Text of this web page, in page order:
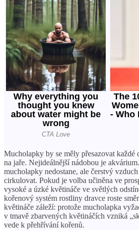
Mucholapky by se měly přesazovat každé
na jaře. Nejideálnější nádobou je
mucholapky nedostane, ale čerstvý
cirkulovat. Pokud je volba učiněna ve
vysoké a úzké květináče ve světlých
kořenový systém rostliny dravce roste
květináče záleží: protože mucholapka
v tmavě zbarvených květináčích vzniká
vede k přehřívání kořenů.